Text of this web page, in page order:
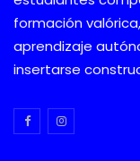
formación
aprendizaje
insertarse